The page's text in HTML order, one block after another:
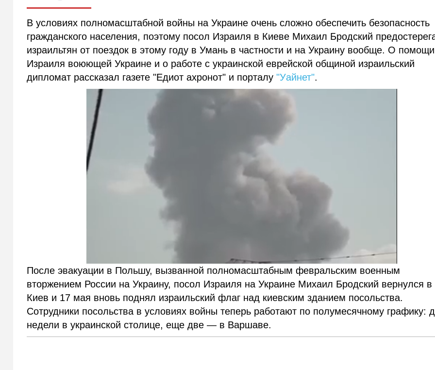
В условиях полномасштабной войны на Украине очень сложно обеспечить безопасность
гражданского населения, поэтому посол Израиля в Киеве Михаил Бродский
израильтян от поездок в этому году в Умань в частности и на Украину вообще. О помощи
Израиля воюющей Украине и о работе с украинской еврейской общиной израильский
дипломат рассказал газете "Едиот ахронот" и порталу"Уайнет".
После эвакуации в Польшу, вызванной полномасштабным февральским военным
вторжением России на Украину, посол Израиля на Украине Михаил Бродский вернулся в
Киев и 17 мая вновь поднял израильский флаг над киевским зданием посольства.
Сотрудники посольства в условиях войны теперь работают по полумесячному графику:
недели в украинской столице, еще две — в Варшаве.